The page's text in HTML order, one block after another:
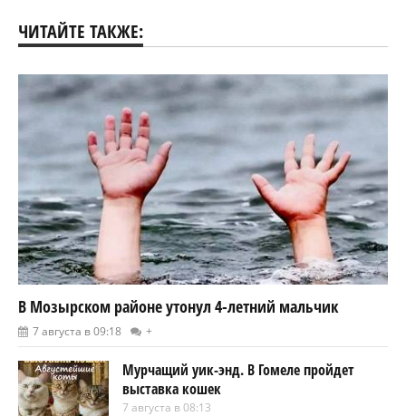
ЧИТАЙТЕ ТАКЖЕ:
В Мозырском районе утонул 4-летний мальчик
7 августа в 09:18 +
Мурчащий уик-энд. В Гомеле пройдет
выставка кошек
7 августа в 08:13